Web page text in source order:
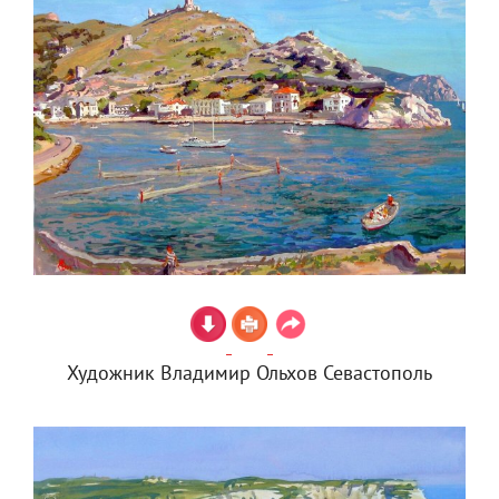
Художник Владимир Ольхов Севастополь